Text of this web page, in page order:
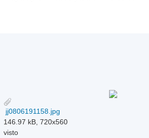
jj0806191158.jpg
146.97 kB, 720x560
visto